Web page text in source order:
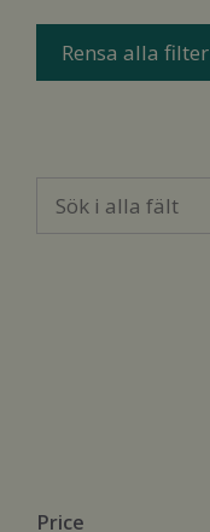
Rensa alla filter
Price